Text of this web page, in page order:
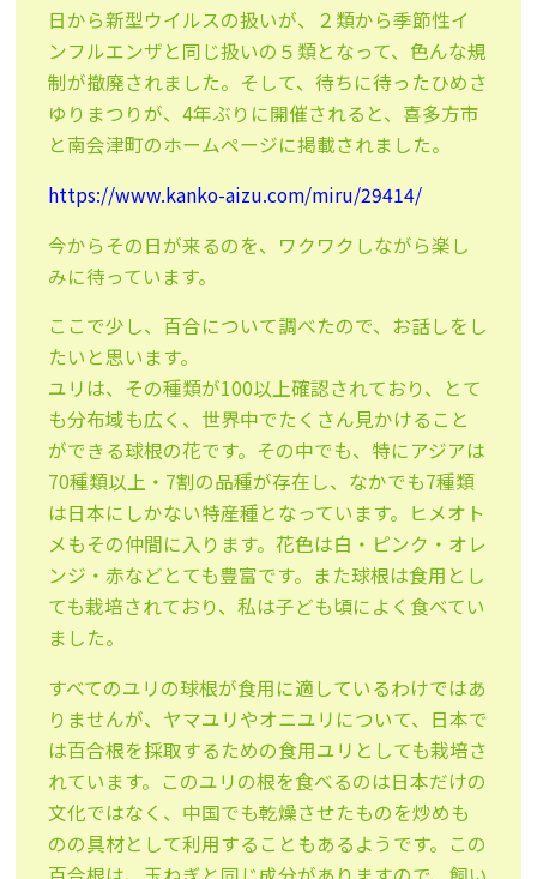
日から新型ウイルスの扱いが、２類から季節性イ
ンフルエンザと同じ扱いの５類となって、色んな規
制が撤廃されました。そして、待ちに待ったひめさ
ゆりまつりが、4年ぶりに開催されると、喜多方市
と南会津町のホームページに掲載されました。
https://www.kanko-aizu.com/miru/29414/
今からその日が来るのを、ワクワクしながら楽し
みに待っています。
ここで少し、百合について調べたので、お話しをし
たいと思います。
ユリは、その種類が100以上確認されており、とて
も分布域も広く、世界中でたくさん見かけること
ができる球根の花です。その中でも、特にアジアは
70種類以上・7割の品種が存在し、なかでも7種類
は日本にしかない特産種となっています。ヒメオト
メもその仲間に入ります。花色は白・ピンク・オレ
ンジ・赤などとても豊富です。また球根は食用とし
ても栽培されており、私は子ども頃によく食べてい
ました。
すべてのユリの球根が食用に適しているわけではあ
りませんが、ヤマユリやオニユリについて、日本で
は百合根を採取するための食用ユリとしても栽培さ
れています。このユリの根を食べるのは日本だけの
文化ではなく、中国でも乾燥させたものを炒めも
のの具材として利用することもあるようです。この